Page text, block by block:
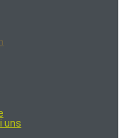
uns